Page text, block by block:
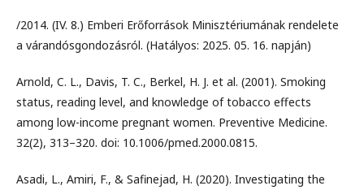
/2014. (IV. 8.) Emberi Erőforrások Minisztériumának rendelete
a várandósgondozásról. (Hatályos: 2025. 05. 16. napján)
Arnold, C. L., Davis, T. C., Berkel, H. J. et al. (2001). Smoking
status, reading level, and knowledge of tobacco effects
among low-income pregnant women. Preventive Medicine.
32(2), 313–320. doi: 10.1006/pmed.2000.0815.
Asadi, L., Amiri, F., & Safinejad, H. (2020). Investigating the